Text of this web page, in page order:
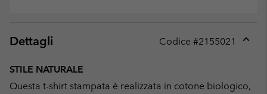
Dettagli Codice #2155021
STILE NATURALE
Questa t-shirt stampata è realizzata in cotone biologico,